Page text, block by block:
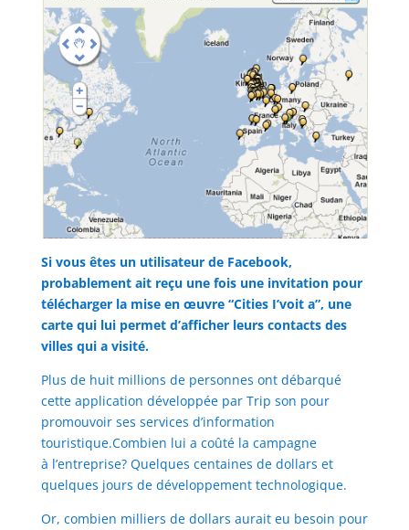
Si vous êtes un utilisateur de Facebook,
probablement ait reçu une fois une invitation pour
télécharger la mise en œuvre “Cities I’voit a”, une
carte qui lui permet d’afficher leurs contacts des
villes qui a visité.
Plus de huit millions de personnes ont débarqué
cette application développée par Trip son pour
promouvoir ses services d’information
touristique.Combien lui a coûté la campagne
à l’entreprise? Quelques centaines de dollars et
quelques jours de développement technologique.
Or, combien milliers de dollars aurait eu besoin pour